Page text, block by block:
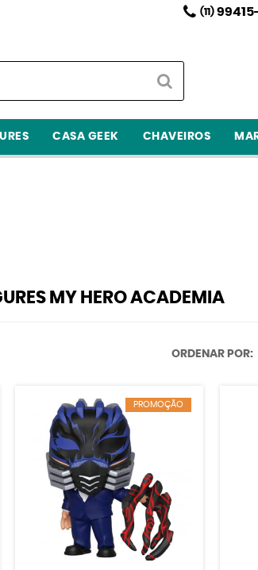
(11)
CASA GEEK CHAVEIROS
MY HERO ACADEMIA
ORDENAR POR
PROMOÇÃO